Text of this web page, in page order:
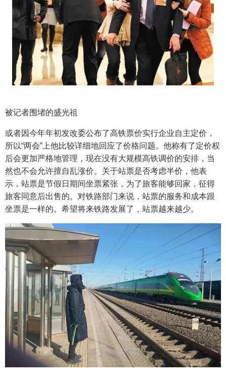
被记者围堵的盛光祖
或者因今年年初发改委公布了高铁票价实行企业自主定价，
所以“两会”上他比较详细地回应了价格问题。他称有了定价权
后会更加严格地管理，现在没有大规模高铁调价的安排，当
然也不会允许擅自乱涨价。关于站票是否考虑半价，他表
示，站票是节假日期间坐票紧张，为了旅客能够回家，征得
旅客同意后出售的。对铁路部门来说，站票的服务和成本跟
坐票是一样的。希望将来铁路发展了，站票越来越少。